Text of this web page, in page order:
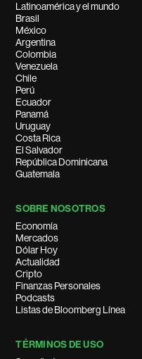
Latinoamérica y el mundo
Brasil
México
Argentina
Colombia
Venezuela
Chile
Perú
Ecuador
Panamá
Uruguay
Costa Rica
El Salvador
República Dominicana
Guatemala
SOBRE NOSOTROS
Economía
Mercados
Dólar Hoy
Actualidad
Cripto
Finanzas Personales
Podcasts
Listas de Bloomberg Línea
TÉRMINOS DE USO